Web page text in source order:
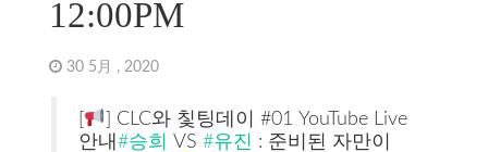
12:00PM
30 5月 , 2020
] CLC와 칯팅데이 #01 YouTube Live
안내 #승희 VS #유진 : 준비된 자만이